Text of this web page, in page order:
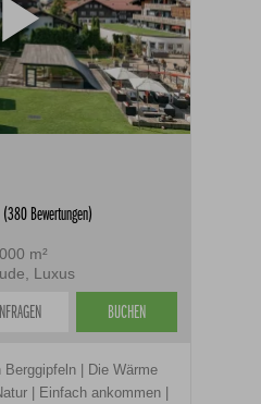
(380 Bewertungen)
m²
Luxus
BUCHEN
Berggipfeln | Die Wärme
| Einfach ankommen |